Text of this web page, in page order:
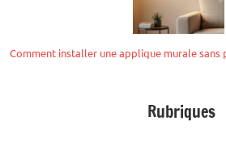
Comment installer une applique murale sans
Rubriques